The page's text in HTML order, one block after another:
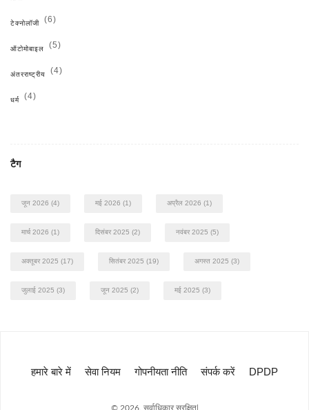
टेक्नोलॉजी (6)
ऑटोमोबाइल (5)
अंतरराष्ट्रीय (4)
धर्म (4)
टैग
जून 2026 (4) मई 2026 (1) अप्रैल 2026 (1)
मार्च 2026 (1) दिसंबर 2025 (2) नवंबर 2025 (5)
अक्तूबर 2025 (17) सितंबर 2025 (19) अगस्त 2025 (3)
जुलाई 2025 (3) जून 2025 (2) मई 2025 (3)
हमारे बारे में सेवा नियम गोपनीयता नीति संपर्क करें DPDP
© 2026. सर्वाधिकार सुरक्षित|